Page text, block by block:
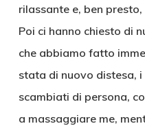
rilassante e, ben
Poi ci hanno chiesto di
che abbiamo fatto
stata di nuovo distesa,
scambiati di persona,
a massaggiare me,